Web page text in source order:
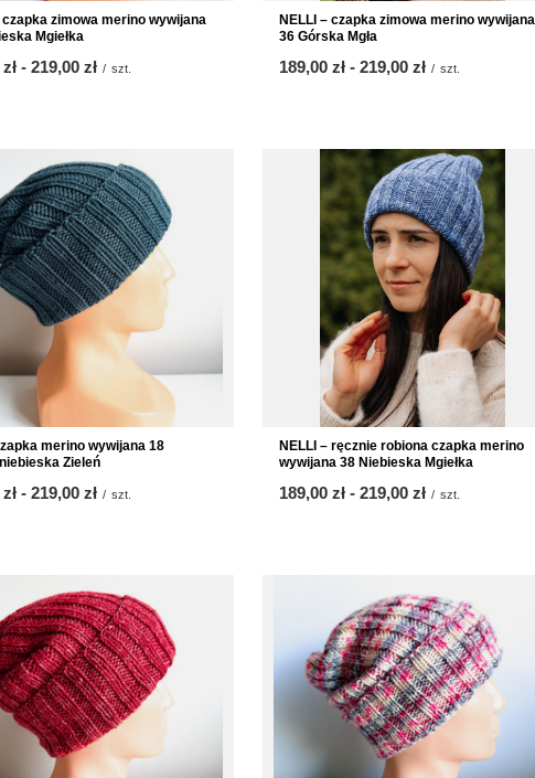
czapka zimowa merino wywijana
Mgiełka
- do
219,00 zł / szt.
NELLI – czapka zimowa merino wywijana
36 Górska Mgła
od
189,00 zł - do
219,00 zł / szt.
merino wywijana 18
Zieleń
- do
219,00 zł / szt.
NELLI – ręcznie robiona czapka merino
wywijana 38 Niebieska Mgiełka
od
189,00 zł - do
219,00 zł / szt.